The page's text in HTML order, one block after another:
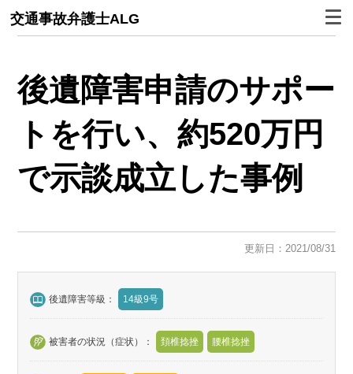
交通事故弁護士ALG
後遺障害申請のサポー
トを行い、約520万円
で示談成立した事例
更新日：2021/08/31
後遺障害等級： 14級9号
被害者の状況（症状）： 頚椎捻挫 腰椎捻挫